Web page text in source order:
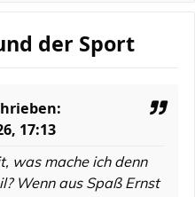
der Sport
17:13
was mache ich denn
Wenn aus Spaß Ernst